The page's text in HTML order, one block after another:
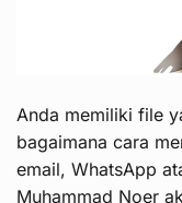
Anda memiliki file
bagaimana cara
email, WhatsApp
Muhammad Noer